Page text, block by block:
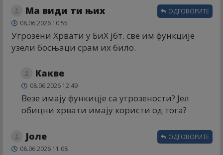
Ма види ти њих
08.06.2026 10:55
Угрозени Хрвати у БиХ јбт. све им функције
узели босњаци срам их било.
ОДГОВОРИТЕ
Какве
08.06.2026 12:49
Везе имају функицје са угрозености? Јел
обицни хрвати имају користи од тога?
Јоле
08.06.2026 11:08
ОДГОВОРИТЕ